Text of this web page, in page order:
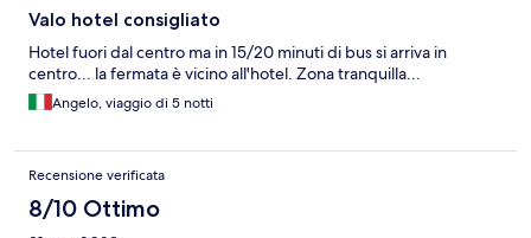
Valo hotel consigliato
Hotel fuori dal centro ma in 15/20 minuti di bus si arriva in
centro... la fermata è vicino all'hotel. Zona tranquilla...
Angelo, viaggio di 5 notti
Recensione verificata
8/10 Ottimo